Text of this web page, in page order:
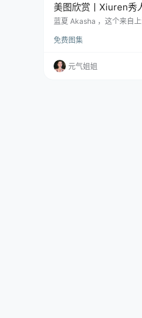
美图欣赏丨Xiuren秀
NO.4428[51P-512.3
蓝夏 Akasha ，这个来自
分的高挑个儿，48 公斤的
次的 NO.4428 作品拍摄可
彩万分。 拍摄当天，蓝夏
免费图集
元气姐姐